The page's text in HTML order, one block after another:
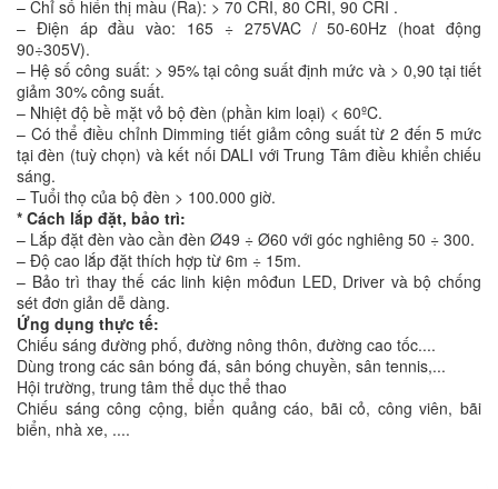
– Chỉ số hiển thị màu (Ra): > 70 CRI, 80 CRI, 90 CRI .
– Điện áp đầu vào: 165 ÷ 275VAC / 50-60Hz (hoat động
90÷305V).
– Hệ số công suất: > 95% tại công suất định mức và > 0,90 tại tiết
giảm 30% công suất.
– Nhiệt độ bề mặt vỏ bộ đèn (phần kim loại) < 60ºC.
– Có thể điều chỉnh Dimming tiết giảm công suất từ 2 đến 5 mức
tại đèn (tuỳ chọn) và kết nối DALI với Trung Tâm điều khiển chiếu
sáng.
– Tuổi thọ của bộ đèn > 100.000 giờ.
* Cách lắp đặt, bảo trì:
– Lắp đặt đèn vào cần đèn Ø49 ÷ Ø60 với góc nghiêng 50 ÷ 300.
– Độ cao lắp đặt thích hợp từ 6m ÷ 15m.
– Bảo trì thay thế các linh kiện môđun LED, Driver và bộ chống
sét đơn giản dễ dàng.
Ứng dụng thực tế:
Chiếu sáng đường phố, đường nông thôn, đường cao tốc....
Dùng trong các sân bóng đá, sân bóng chuyền, sân tennis,...
Hội trường, trung tâm thể dục thể thao
Chiếu sáng công cộng, biển quảng cáo, bãi cỏ, công viên, bãi
biển, nhà xe, ....